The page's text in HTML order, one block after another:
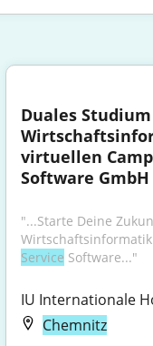
Duales Studium
virtuellen
Software GmbH
"...Starte Deine
Service Software..."
IU Internationale
Chemnitz